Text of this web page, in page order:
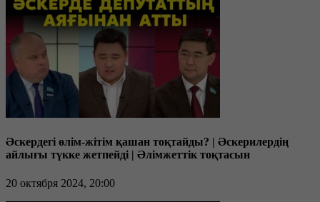
Әскердегі өлім-жітім қашан тоқтайды? | Әскерилердің
айлығы түкке жетпейді | Әлімжеттік тоқтасын
20 октября 2024, 20:00